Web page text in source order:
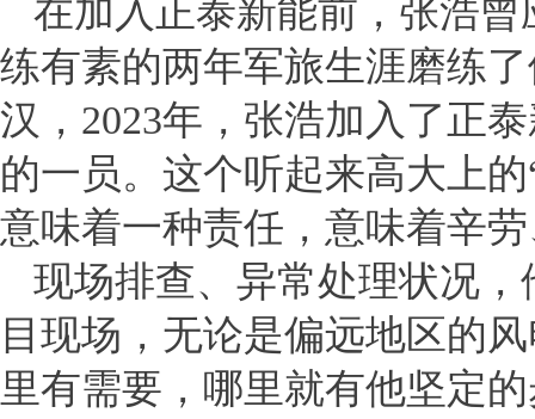
在加入正泰新能前，张浩
练有素的两年军旅生涯磨练
汉，2023年，张浩加入了正
的一员。这个听起来高大上
意味着一种责任，意味着辛
现场排查、异常处理状况
目现场，无论是偏远地区的
里有需要，哪里就有他坚定